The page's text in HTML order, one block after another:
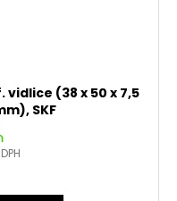
(38 x 50 x 7,5
SKF